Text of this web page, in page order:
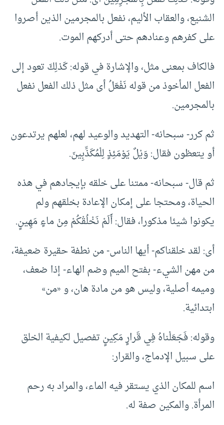
الشنيع، والعقاب الأليم، نفعل بالمجرمين الذين أصروا
على كفرهم وعنادهم حتى أدركهم الموت.
فالكاف بمعنى مثل، والإشارة في قوله: كَذلِكَ تعود إلى
الفعل المأخوذ من قوله نَفْعَلُ أى مثل ذلك الفعل نفعل
بالمجرمين.
ثم كرر- سبحانه- التهديد والوعيد لهم، لعلهم يرتدعون
أو يتعظون فقال: وَيْلٌ يَوْمَئِذٍ لِلْمُكَذِّبِينَ.
ثم قال- سبحانه- ممتنا على خلقه بإيجادهم في هذه
الحياة، ومحتجا على إمكان الإعادة بخلقهم ولم
يكونوا شيئا مذكورا، فقال: أَلَمْ نَخْلُقْكُمْ مِنْ ماءٍ مَهِينٍ.
أى: لقد خلقناكم- أيها الناس- من نطفة حقيرة ضعيفة،
من مهن الشيء- بفتح الميم وضم الهاء- إذا ضعف،
وميمه أصلية، وليس هو من مادة هان، و «من»
ابتدائية.
وقوله: فَجَعَلْناهُ فِي قَرارٍ مَكِينٍ تفصيل لكيفية الخلق
على سبيل الإدماج، والقرار:
اسم للمكان الذي يستقر فيه الماء، والمراد به رحم
المرأة. والمكين صفة له.